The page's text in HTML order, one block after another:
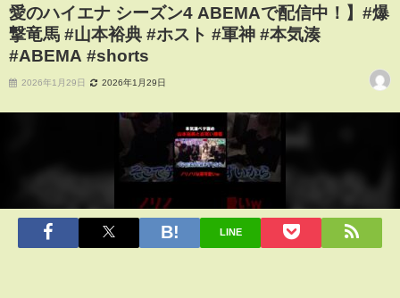
愛のハイエナ シーズン4 ABEMAで配信中！】#爆
撃竜馬 #山本裕典 #ホスト #軍神 #本気湊
#ABEMA #shorts
2026年1月29日 2026年1月29日
LINE